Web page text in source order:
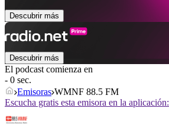
Descubrir más
Descubrir más
El podcast comienza en
- 0 sec.
Emisoras WMNF 88.5 FM
Escucha gratis esta emisora en la aplicación: